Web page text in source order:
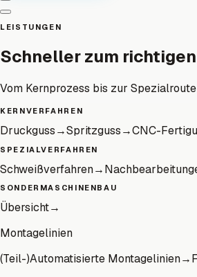
LEISTUNGEN
Schneller zum
Vom Kernprozess bis zur
KERNVERFAHREN
Druckguss→Spritzguss→CNC-
SPEZIALVERFAHREN
Schweißverfahren→
SONDERMASCHINENBAU
Übersicht→
Montagelinien
(Teil-)Automatisierte Montagelinien→